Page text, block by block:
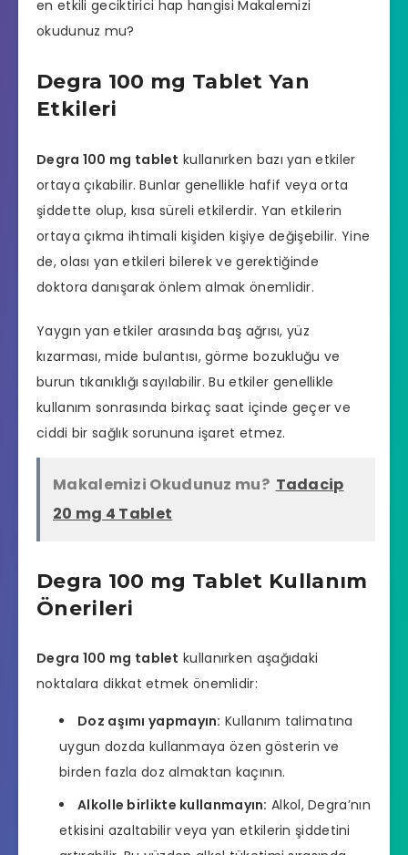
en etkili geciktirici hap hangisi Makalemizi
okudunuz mu?
Degra 100 mg Tablet Yan
Etkileri
Degra 100 mg tablet kullanırken bazı yan etkiler
ortaya çıkabilir. Bunlar genellikle hafif veya orta
şiddette olup, kısa süreli etkilerdir. Yan etkilerin
ortaya çıkma ihtimali kişiden kişiye değişebilir. Yine
de, olası yan etkileri bilerek ve gerektiğinde
doktora danışarak önlem almak önemlidir.
Yaygın yan etkiler arasında baş ağrısı, yüz
kızarması, mide bulantısı, görme bozukluğu ve
burun tıkanıklığı sayılabilir. Bu etkiler genellikle
kullanım sonrasında birkaç saat içinde geçer ve
ciddi bir sağlık sorununa işaret etmez.
Makalemizi Okudunuz mu? Tadacip
20 mg 4 Tablet
Degra 100 mg Tablet Kullanım
Önerileri
Degra 100 mg tablet kullanırken aşağıdaki
noktalara dikkat etmek önemlidir:
Doz aşımı yapmayın: Kullanım talimatına
uygun dozda kullanmaya özen gösterin ve
birden fazla doz almaktan kaçının.
Alkolle birlikte kullanmayın: Alkol, Degra’nın
etkisini azaltabilir veya yan etkilerin şiddetini